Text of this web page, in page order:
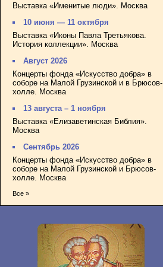
Выставка «Именитые люди». Москва
10 июня — 11 октября
Выставка «Иконы Павла Третьякова.
История коллекции». Москва
Август 2026
Концерты фонда «Искусство добра» в
соборе на Малой Грузинской и в Брюсов-
холле. Москва
13 августа – 1 ноября
Выставка «Елизаветинская Библия».
Москва
Сентябрь 2026
Концерты фонда «Искусство добра» в
соборе на Малой Грузинской и Брюсов-
холле. Москва
Все »